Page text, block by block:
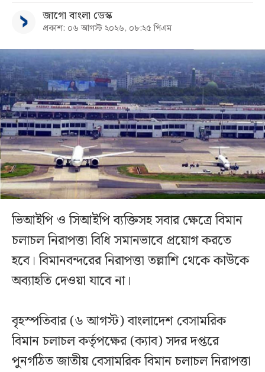
জাগো বাংলা ডেস্ক
প্রকাশ: ০৬ আগস্ট ২০২৬, ০৮:২৫ পিএম
ভিআইপি ও সিআইপি ব্যক্তিসহ সবার ক্ষেত্রে বিমান
চলাচল নিরাপত্তা বিধি সমানভাবে প্রয়োগ করতে
হবে। বিমানবন্দরের নিরাপত্তা তল্লাশি থেকে কাউকে
অব্যাহতি দেওয়া যাবে না।
বৃহস্পতিবার (৬ আগস্ট) বাংলাদেশ বেসামরিক
বিমান চলাচল কর্তৃপক্ষের (ক্যাব) সদর দপ্তরে
পুনর্গঠিত জাতীয় বেসামরিক বিমান চলাচল নিরাপত্তা